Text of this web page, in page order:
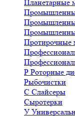
Планетарные
Р Роторные
Рыбочистки
С Слайсеры
Сыротерки
У